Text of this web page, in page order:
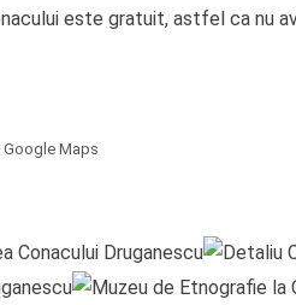
este gratuit, astfel ca nu
Google Maps